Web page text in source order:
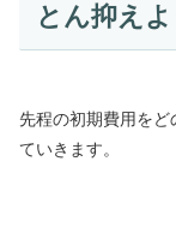
とん抑えよ
先程の初期費用をど
ていきます。